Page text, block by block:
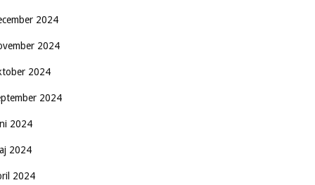
2024
2024
2024
2024
2024
2024
2024